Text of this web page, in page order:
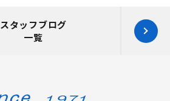
スタッフブログ
一覧